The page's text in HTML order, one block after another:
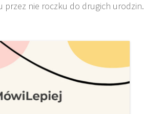
przez nie roczku do drugich urodzin.